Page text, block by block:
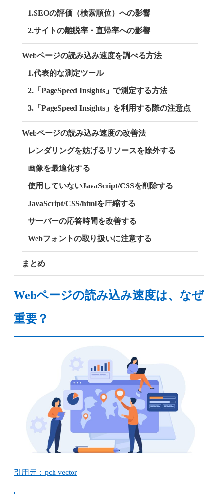
1.SEOの評価（検索順位）への影響
2.サイトの離脱率・直帰率への影響
Webページの読み込み速度を調べる方法
1.代表的な測定ツール
2.「PageSpeed Insights」で測定する方法
3.「PageSpeed Insights」を利用する際の注意点
Webページの読み込み速度の改善法
レンダリングを妨げるリソースを除外する
画像を最適化する
使用していないJavaScript/CSSを削除する
JavaScript/CSS/htmlを圧縮する
サーバーの応答時間を改善する
Webフォントの取り扱いに注意する
まとめ
Webページの読み込み速度は、なぜ
重要？
引用元：pch vector